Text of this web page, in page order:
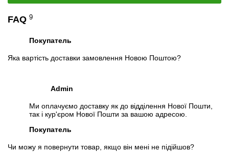
FAQ 9
Покупатель
Яка вартість доставки замовлення Новою Поштою?
Admin
Ми оплачуємо доставку як до відділення Нової Пошти,
так і кур'єром Нової Пошти за вашою адресою.
Покупатель
Чи можу я повернути товар, якщо він мені не підійшов?